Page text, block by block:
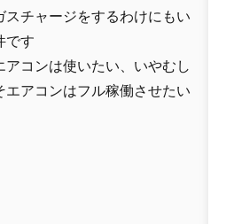
スチャージをするわけにもい
です
アコンは使いたい、いやむし
エアコンはフル稼働させたい